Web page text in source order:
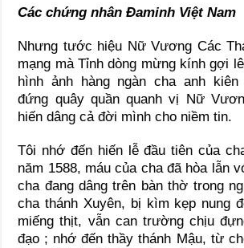
Các chứng nhân Đaminh Việt Nam
Nhưng tước hiệu Nữ Vương Các
mạng mà Tỉnh dòng mừng kính gợi
hình ảnh hàng ngàn cha anh
đứng quây quần quanh vị Nữ
hiến dâng cả đời mình cho niềm tin.
Tôi nhớ đến hiến lễ đầu tiên của
năm 1588, máu của cha đã hòa lẫn
cha đang dâng trên bàn thờ trong
cha thánh Xuyên, bị kìm kẹp nung
miếng thịt, vẫn can trường chịu
đạo ; nhớ đến thầy thánh Mậu, từ